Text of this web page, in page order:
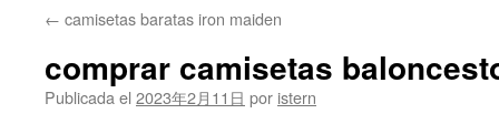
contenido
← camisetas baratas iron maiden
comprar camisetas
Publicada el 2023年2月11日 por istern